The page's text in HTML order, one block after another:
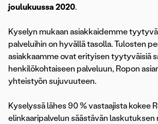
joulukuussa 2020.
Kyselyn mukaan asiakkaidemme
palveluihin on hyvällä tasolla. Tulosten
asiakkaamme ovat erityisen tyytyväisiä
henkilökohtaiseen palveluun, Ropon
yhteistyön sujuvuuteen.
Kyselyssä lähes 90 % vastaajista kokee
elinkaaripalvelun säästävän laskutuksen